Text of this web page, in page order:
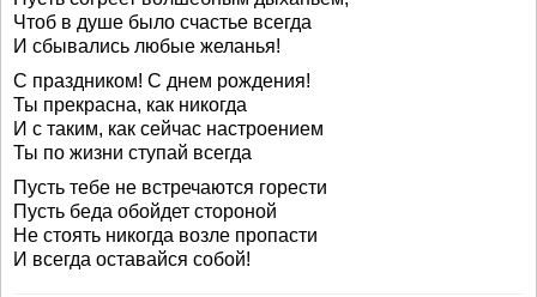
Чтоб в душе было счастье всегда
И сбывались любые желанья!
С праздником! С днем рождения!
Ты прекрасна, как никогда
И с таким, как сейчас настроением
Ты по жизни ступай всегда
Пусть тебе не встречаются горести
Пусть беда обойдет стороной
Не стоять никогда возле пропасти
И всегда оставайся собой!